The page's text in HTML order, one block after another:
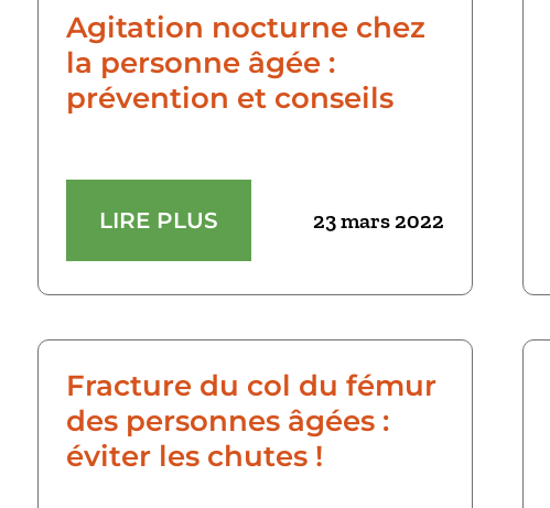
Agitation nocturne chez
la personne âgée :
prévention et conseils
LIRE PLUS 23 mars 2022
Fracture du col du fémur
des personnes âgées :
éviter les chutes !